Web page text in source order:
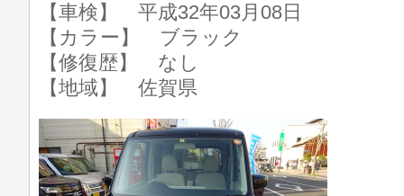
【車検】 平成32年03月08日
【カラー】 ブラック
【修復歴】 なし
【地域】 佐賀県